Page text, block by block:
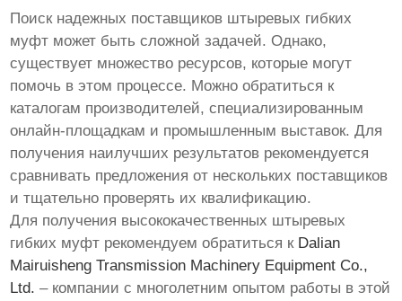
Поиск надежных поставщиков штыревых гибких
муфт может быть сложной задачей. Однако,
существует множество ресурсов, которые могут
помочь в этом процессе. Можно обратиться к
каталогам производителей, специализированным
онлайн-площадкам и промышленным выставок. Для
получения наилучших результатов рекомендуется
сравнивать предложения от нескольких поставщиков
и тщательно проверять их квалификацию.
Для получения высококачественных штыревых
гибких муфт рекомендуем обратиться к Dalian
Mairuisheng Transmission Machinery Equipment Co.,
Ltd. – компании с многолетним опытом работы в этой